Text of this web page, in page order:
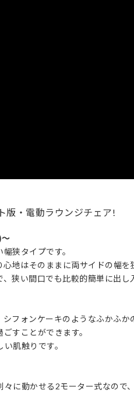
版・電動ラウンジチェア!
狭タイプです。
地はそのままに両サイドの幅を
狭い間口でも比較的簡単に出し
フォンケーキのようなふかふか
すことができます。
肌触りです。
に動かせる2モーター式なので